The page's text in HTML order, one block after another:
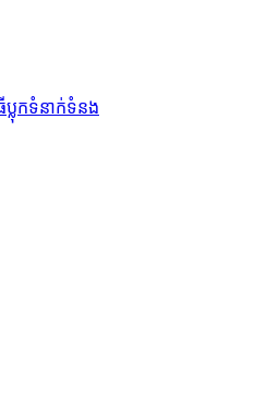
ប្លុកទំនាក់ទំនង